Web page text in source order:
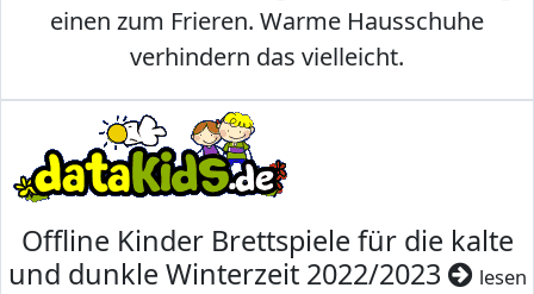
einen zum Frieren. Warme Hausschuhe
verhindern das vielleicht.
Offline Kinder Brettspiele für die kalte
und dunkle Winterzeit 2022/2023
lesen